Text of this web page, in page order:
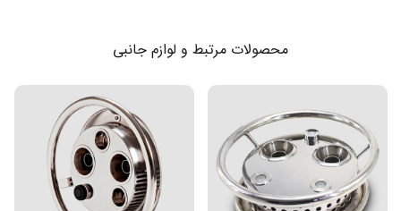
محصولات مرتبط و لوازم جانبی